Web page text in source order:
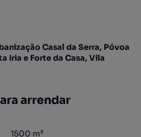
Casal da Serra, Póvoa
Iria e Forte da Casa, Vila
arrendar
1500 m²